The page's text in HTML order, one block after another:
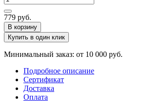
779 руб.
В корзину
Купить в один клик
Минимальный заказ: от 10 000 руб.
Подробное описание
Сертификат
Доставка
Оплата